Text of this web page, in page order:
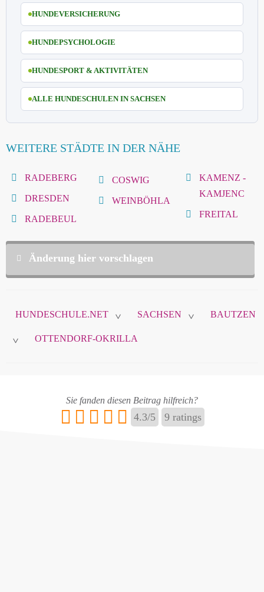
HUNDEVERSICHERUNG
HUNDEPSYCHOLOGIE
HUNDESPORT & AKTIVITÄTEN
ALLE HUNDESCHULEN IN SACHSEN
WEITERE STÄDTE IN DER NÄHE
RADEBERG
DRESDEN
RADEBEUL
COSWIG
WEINBÖHLA
KAMENZ -
KAMJENC
FREITAL
Änderung hier vorschlagen
hundeschule.net verwendet.
E-Mail*
HUNDESCHULE.NET > SACHSEN > BAUTZEN
> OTTENDORF-OKRILLA
Sie fanden diesen Beitrag hilfreich?
4.3/5 9ratings